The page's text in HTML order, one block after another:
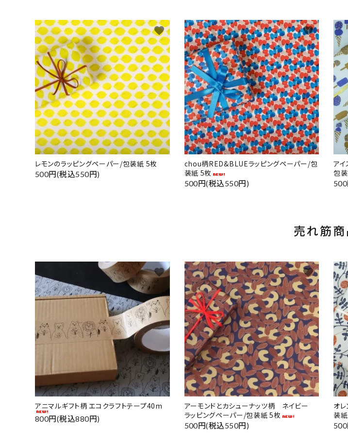
レモンのラッピングペーパー/包装紙 5枚
500円(税込550円)
favorite
chou柄RED&BLUEラッピングペーパー/包
装紙 5枚
500円(税込550円)
favorite
ア
包
売れ筋商
アニマルギフト柄 エコクラフトテープ40m
800円(税込880円)
favorite
アーモンドとカシューナッツ柄 ネイビー
ラッピングペーパー/包装紙 5枚
500円(税込550円)
favorite
オ
装